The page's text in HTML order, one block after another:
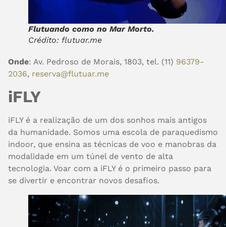
Flutuando como no Mar Morto.
Crédito: flutuar.me
Onde: Av. Pedroso de Morais, 1803, tel. (11) 96379-
2036, reserva@flutuar.me
iFLY
iFLY é a realização de um dos sonhos mais antigos
da humanidade. Somos uma escola de paraquedismo
indoor, que ensina as técnicas de voo e manobras da
modalidade em um túnel de vento de alta
tecnologia. Voar com a iFLY é o primeiro passo para
se divertir e encontrar novos desafios.